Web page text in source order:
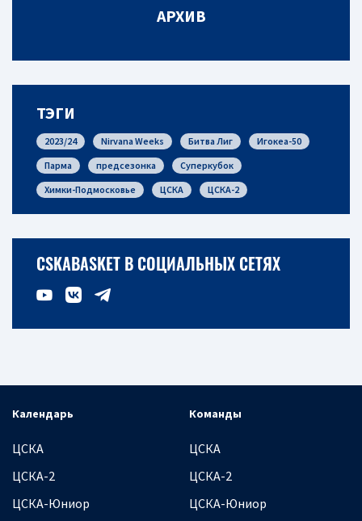
АРХИВ
ТЭГИ
2023/24 Nirvana Weeks Битва Лиг
Игокеа-50
Парма
предсезонка
Суперкубок
Химки-Подмосковье
ЦСКА ЦСКА-2
CSKABASKET В СОЦИАЛЬНЫХ СЕТЯХ
Календарь
ЦСКА
ЦСКА-2
ЦСКА-Юниор
Команды
ЦСКА
ЦСКА-2
ЦСКА-Юниор